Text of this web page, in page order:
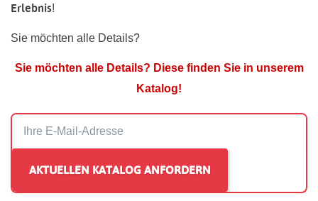
Erlebnis!
Sie möchten alle Details?
Sie möchten alle Details? Diese finden Sie in unserem
Katalog!